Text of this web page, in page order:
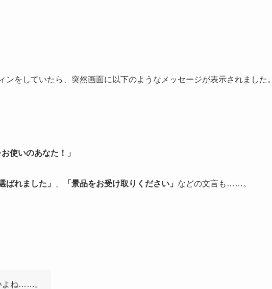
ンをしていたら、突然画面に以下のようなメッセージが表示されました。
使いのあなた！」
ばれました」 「景品をお受け取りください」 などの文言も……。
よね……。